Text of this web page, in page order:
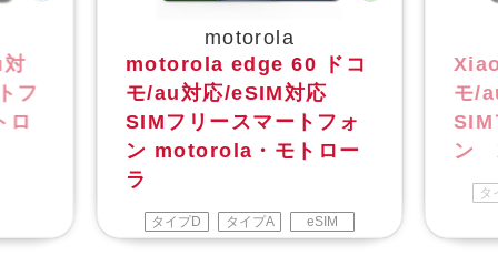
フ
ロ
motorola
motorola edge 60 ドコ
モ/au対応/eSIM対応
SIMフリースマートフォ
ン motorola・モトロー
ラ
タイプD タイプA eSIM
モ/
SIM
ン
タ